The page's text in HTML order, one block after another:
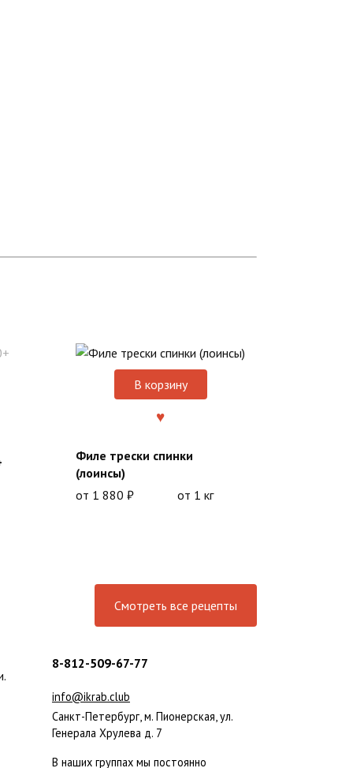
В корзину
Филе трески спинки
(лоинсы)
от 1 880 ₽ от 1 кг
Смотреть все рецепты
8-812-509-67-77
info@ikrab.club
Санкт-Петербург, м. Пионерская, ул.
Генерала Хрулева д. 7
В наших группах мы постоянно